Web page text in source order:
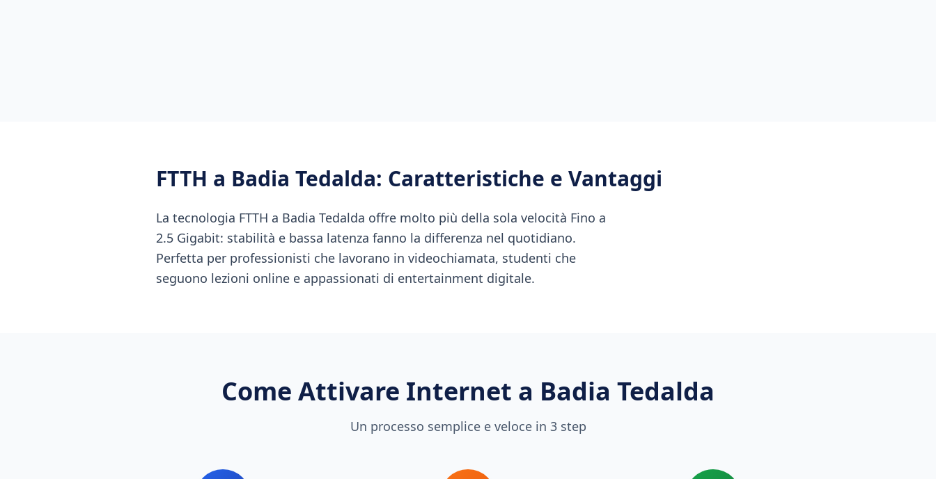
FTTH a Badia Tedalda: Caratteristiche e Vantaggi
La tecnologia FTTH a Badia Tedalda offre molto più della sola velocità Fino a
2.5 Gigabit: stabilità e bassa latenza fanno la differenza nel quotidiano.
Perfetta per professionisti che lavorano in videochiamata, studenti che
seguono lezioni online e appassionati di entertainment digitale.
Come Attivare Internet a Badia Tedalda
Un processo semplice e veloce in 3 step